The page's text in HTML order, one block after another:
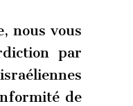
nous vous
par
de